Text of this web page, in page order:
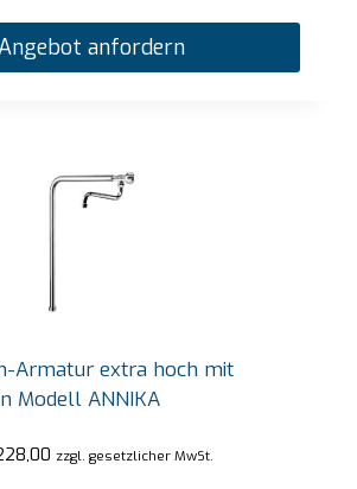
anfordern
Armatur extra hoch mit
Modell ANNIKA
zzgl. gesetzlicher MwSt.